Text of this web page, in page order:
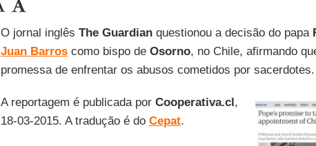
O jornal inglês The Guardianquestionou a decisão do papa
Juan Barroscomo bispo de Osorno, no Chile, afirmando
promessa de enfrentar os abusos cometidos por sacerdotes.
A reportagem é publicada por Cooperativa.cl,
18-03-2015. A tradução é do Cepat.